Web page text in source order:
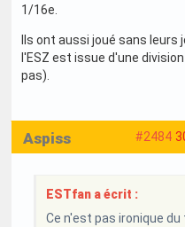
1/16e.
Ils ont aussi joué sans
l'ESZ est issue d'une
pas).
#2484
Aspiss
ESTfan a écrit :
Ce n'est pas ironique